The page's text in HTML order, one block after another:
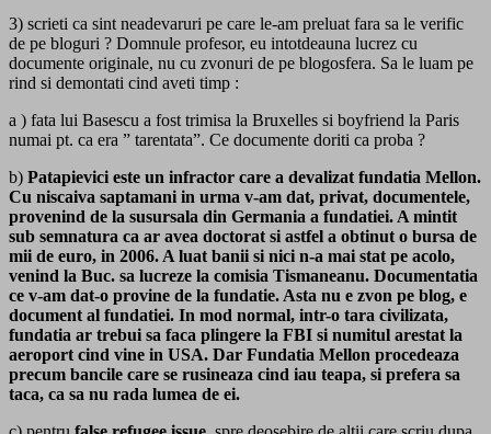
3) scrieti ca sint neadevaruri pe care le-am preluat fara sa le verific
de pe bloguri ? Domnule profesor, eu intotdeauna lucrez cu
documente originale, nu cu zvonuri de pe blogosfera. Sa le luam pe
rind si demontati cind aveti timp :
a ) fata lui Basescu a fost trimisa la Bruxelles si boyfriend la Paris
numai pt. ca era ” tarentata”. Ce documente doriti ca proba ?
b) Patapievici este un infractor care a devalizat fundatia Mellon.
Cu niscaiva saptamani in urma v-am dat, privat, documentele,
provenind de la susursala din Germania a fundatiei. A mintit
sub semnatura ca ar avea doctorat si astfel a obtinut o bursa de
mii de euro, in 2006. A luat banii si nici n-a mai stat pe acolo,
venind la Buc. sa lucreze la comisia Tismaneanu. Documentatia
ce v-am dat-o provine de la fundatie. Asta nu e zvon pe blog, e
document al fundatiei. In mod normal, intr-o tara civilizata,
fundatia ar trebui sa faca plingere la FBI si numitul arestat la
aeroport cind vine in USA. Dar Fundatia Mellon procedeaza
precum bancile care se rusineaza cind iau teapa, si prefera sa
taca, ca sa nu rada lumea de ei.